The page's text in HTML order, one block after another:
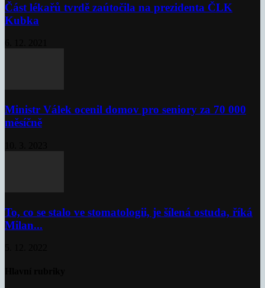
Část lékařů tvrdě zaútočila na prezidenta ČLK
Kubka
Ministr Válek ocenil domov pro seniory za 70 000
měsíčně
To, co se stalo ve stomatologii, je šílená ostuda, říká
Milan...